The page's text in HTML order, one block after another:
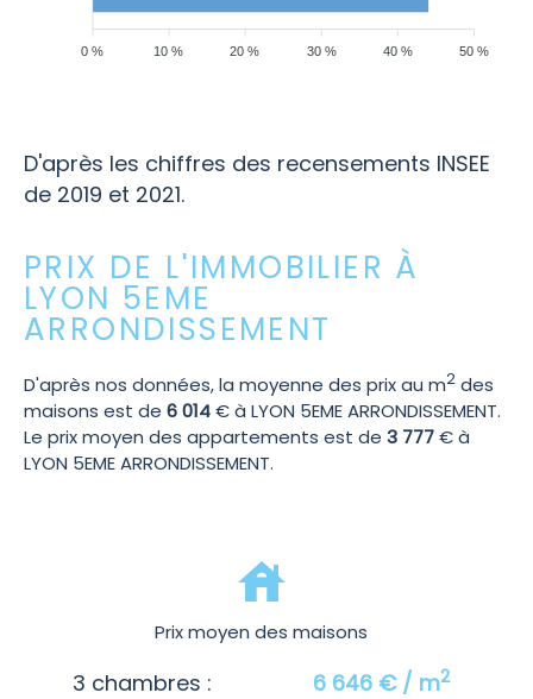
50 %
40 %
30 %
20 %
10 %
0 %
D'après les chiffres des recensements INSEE
de 2019 et 2021.
PRIX DE L'IMMOBILIER À
LYON 5EME
ARRONDISSEMENT
D'après nos données, la moyenne des prix au m2 des
maisons est de 6 014€ à LYON 5EME ARRONDISSEMENT.
Le prix moyen des appartements est de 3 777€ à
LYON 5EME ARRONDISSEMENT.
Prix moyen des maisons
3 chambres : 6 646 € / m2